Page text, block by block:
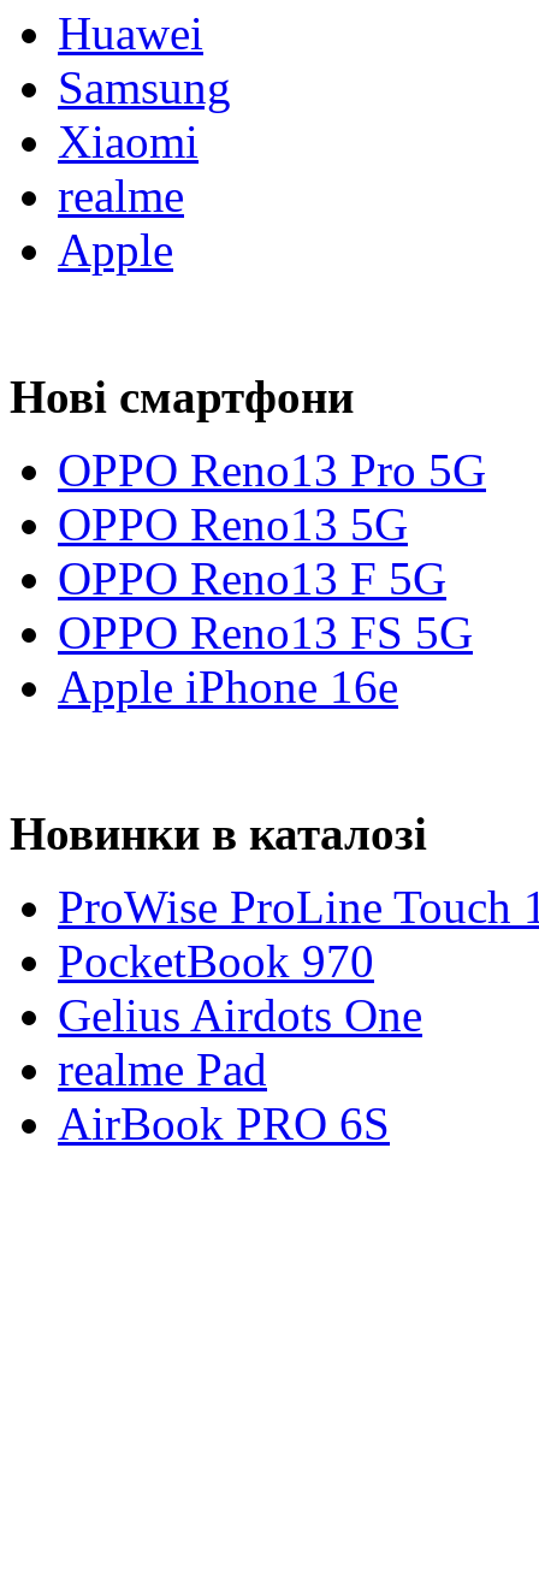
Huawei
Samsung
Xiaomi
realme
Apple
Нові смартфони
OPPO Reno13 Pro 5G
OPPO Reno13 5G
OPPO Reno13 F 5G
OPPO Reno13 FS 5G
Apple iPhone 16e
Новинки в каталозі
ProWise ProLine Touch
PocketBook 970
Gelius Airdots One
realme Pad
AirBook PRO 6S